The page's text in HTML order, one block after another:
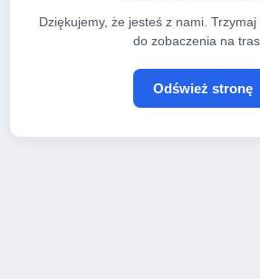
Dziękujemy, że jesteś z nami.
do zobaczenia na
Odśwież stronę